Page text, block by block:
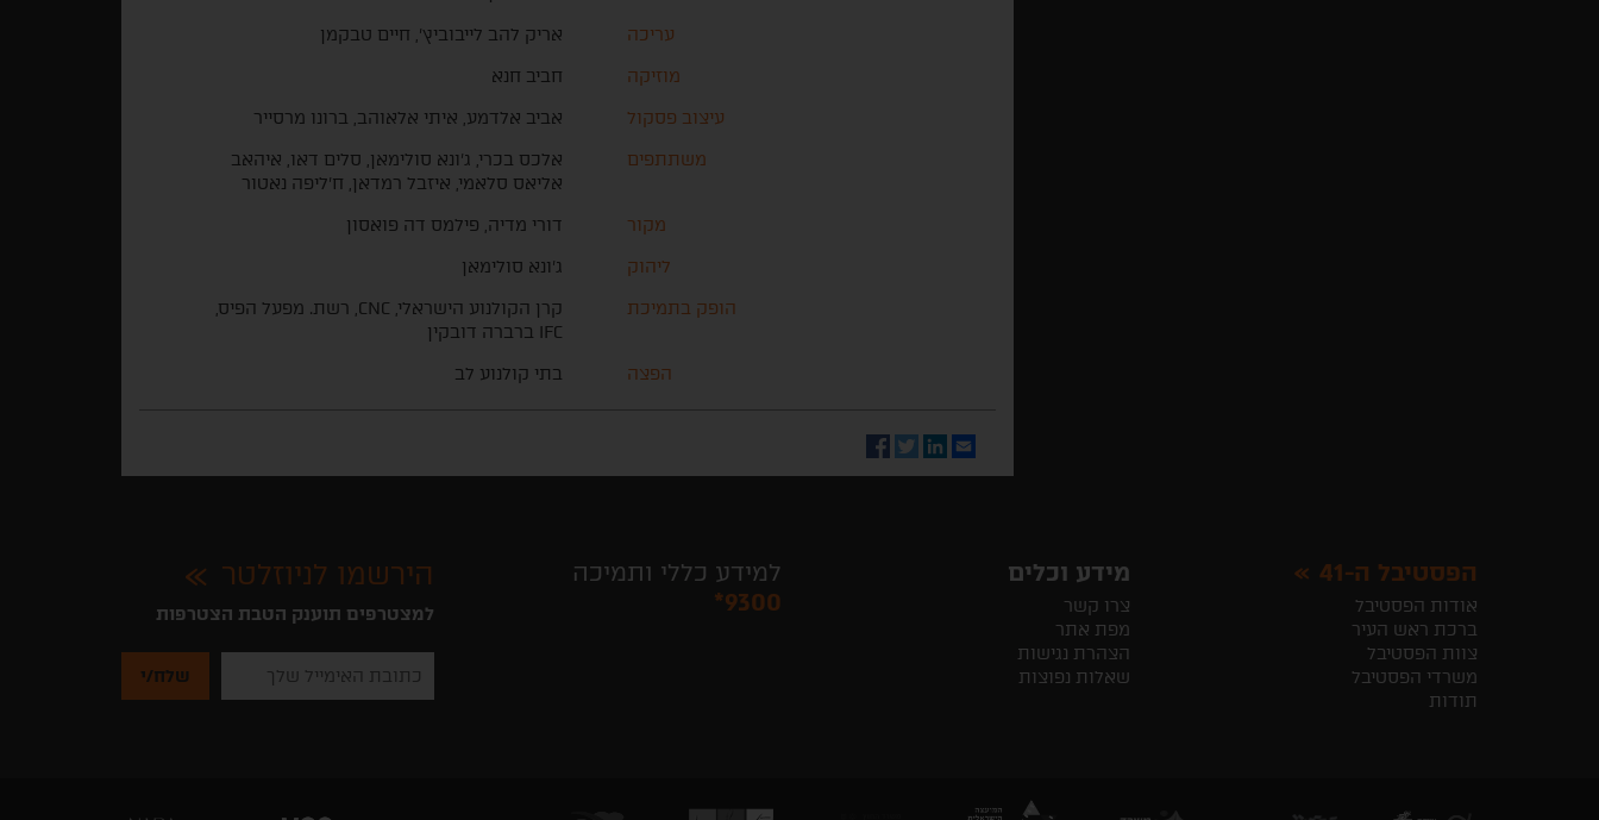
עריכה
אריק להב לייבוביץ', חיים טבקמן
מוזיקה
חביב חנא
עיצוב פסקול
אביב אלדמע, איתי אלאוהב, ברונו מרסייר
משתתפים
אלכס בכרי, ג'ונא סולימאן, סלים דאו, איהאב
אליאס סלאמי, איזבל רמדאן, ח'ליפה נאטור
מקור
דורי מדיה, פילמס דה פואסון
ליהוק
ג'ונא סולימאן
הופק בתמיכת
קרן הקולנוע הישראלי, CNC, רשת. מפעל הפיס,
IFC ברברה דובקין
הפצה
בתי קולנוע לב
Email
LinkedIn
Twitter
Facebook
הפסטיבל ה-41
אודות הפסטיבל
ברכת ראש העיר
צוות הפסטיבל
משרדי הפסטיבל
תודות
מידע וכלים
צרו קשר
מפת אתר
הצהרת נגישות
שאלות נפוצות
למידע כללי ותמיכה
*9300
הירשמו לניוזלטר
למצטרפים תוענק הטבת הצטרפות
להזין
את